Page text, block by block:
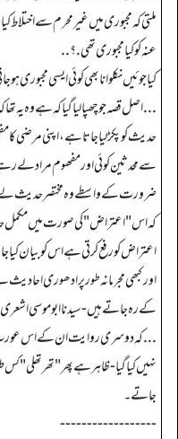
ملتی کہ مجبوری میں غیر محرم سے اختلاط
عنہ کو کیا مجبوری تھی .؟..
کیا جوئیں نکلوانا بھی کوئی ایسی
... اصل قصہ جو چھپا لیا گیا کہ ہے وہ یہ
حدیث کو پکڑ لیا جاتا ہے، اپنی مرضی
سے محدثین کوئی اور مفھوم مراد لے
ضرورت کے واسطے وہ مختصر حدیث
کہ اس "اعتراض " کی صورت میں مکمل
اعتراض کو رفع کرتی ہے اس کو بیان
اور کبھی مجرمانہ طور پر ادھوری
کے رہ جاتے ہیں - سیدنا ابو موسی
...کہ دوسری روایت ان کے اس عورت
نہیں کیا گیا - ظاہر ہے پھر "تھرتھلی "
جاتے۔
------------------